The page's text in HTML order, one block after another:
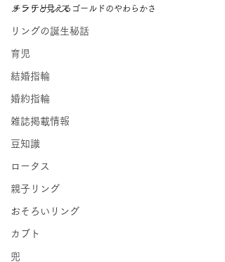
メンテナンス
リングの誕生秘話
育児
結婚指輪
婚約指輪
雑誌掲載情報
豆知識
ロータス
親子リング
おそろいリング
カブト
兜
チラリと見えるゴールドのやわらかさ